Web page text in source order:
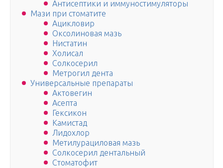
Антисептики и иммуностимуляторы
Мази при стоматите
Ацикловир
Оксолиновая мазь
Нистатин
Холисал
Солкосерил
Метрогил дента
Универсальные препараты
Актовегин
Асепта
Гексикон
Камистад
Лидохлор
Метилурациловая мазь
Солкосерил дентальный
Стоматофит